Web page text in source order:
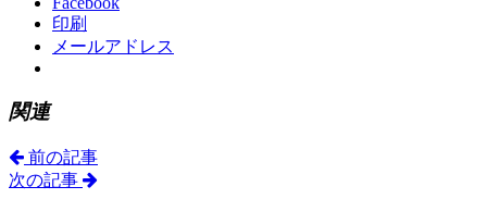
印刷
メールアドレス
関連
前の記事
次の記事